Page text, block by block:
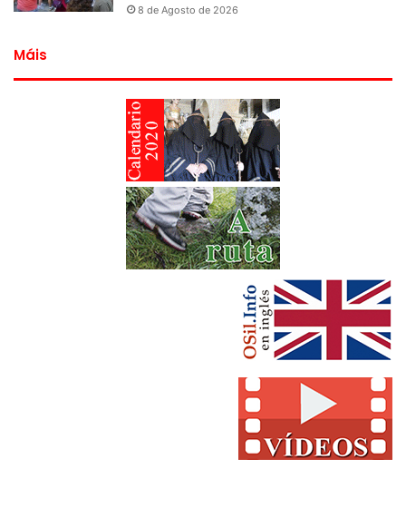
8 de Agosto de 2026
Máis